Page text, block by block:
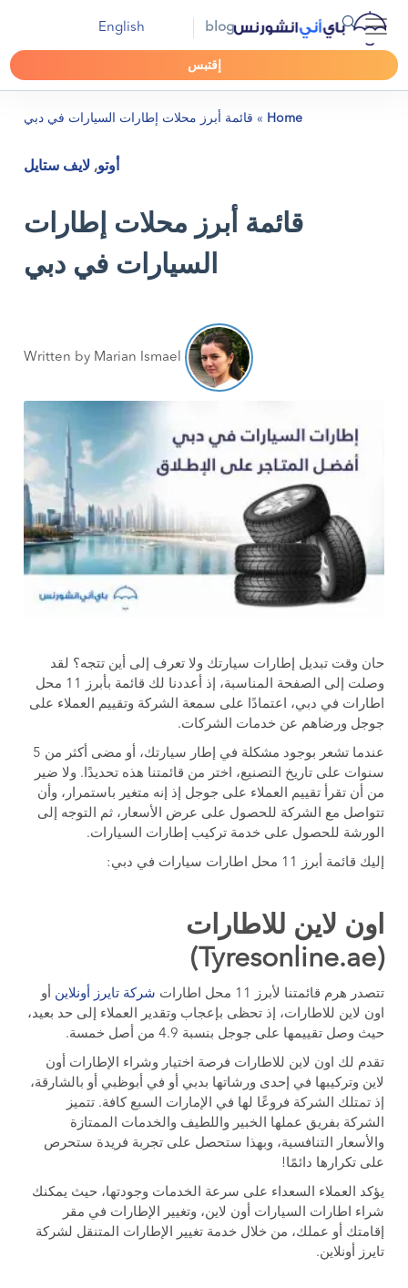
blog
English
إقتبس
Home
» قائمة أبرز محلات إطارات السيارات في دبي
أوتو, لايف ستايل
قائمة أبرز محلات إطارات
السيارات في دبي
Written by Marian Ismael
حان وقت تبديل إطارات سيارتك ولا تعرف إلى أين تتجه؟ لقد
وصلت إلى الصفحة المناسبة، إذ أعددنا لك قائمة بأبرز 11 محل
اطارات في دبي، اعتمادًا على سمعة الشركة وتقييم العملاء على
جوجل ورضاهم عن خدمات الشركات.
عندما تشعر بوجود مشكلة في إطار سيارتك، أو مضى أكثر من 5
سنوات على تاريخ التصنيع، اختر من قائمتنا هذه تحديدًا. ولا ضير
من أن تقرأ تقييم العملاء على جوجل إذ إنه متغير باستمرار، وأن
تتواصل مع الشركة للحصول على عرض الأسعار، ثم التوجه إلى
الورشة للحصول على خدمة تركيب إطارات السيارات.
إليك قائمة أبرز 11 محل اطارات سيارات في دبي:
اون لاين للاطارات
(Tyresonline.ae)
تتصدر هرم قائمتنا لأبرز 11 محل اطارات شركة تايرز أونلاين أو
اون لاين للاطارات، إذ تحظى بإعجاب وتقدير العملاء إلى حد بعيد،
حيث وصل تقييمها على جوجل بنسبة 4.9 من أصل خمسة.
تقدم لك اون لاين للاطارات فرصة اختيار وشراء الإطارات أون
لاين وتركيبها في إحدى ورشاتها بدبي أو في أبوظبي أو بالشارقة،
إذ تمتلك الشركة فروعًا لها في الإمارات السبع كافة. تتميز
الشركة بفريق عملها الخبير واللطيف والخدمات الممتازة
والأسعار التنافسية، وبهذا ستحصل على تجربة فريدة ستحرص
على تكرارها دائمًا!
يؤكد العملاء السعداء على سرعة الخدمات وجودتها، حيث يمكنك
شراء اطارات السيارات أون لاين، وتغيير الإطارات في مقر
إقامتك أو عملك، من خلال خدمة تغيير الإطارات المتنقل لشركة
تايرز أونلاين.